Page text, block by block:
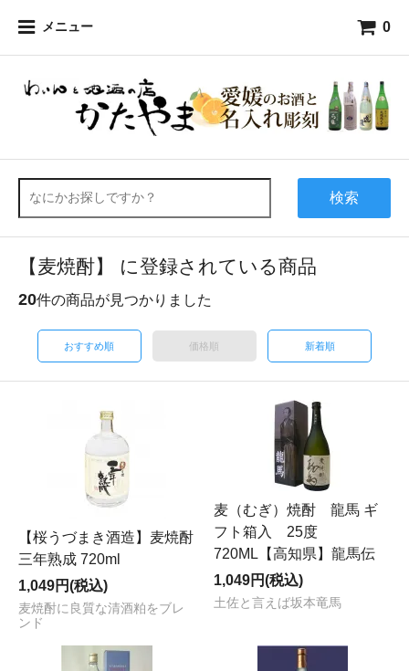
メニュー 0
検索
【麦焼酎】 に登録されている商品
20件の商品が見つかりました
おすすめ順 価格順 新着順
【桜うづまき酒造】麦焼酎
三年熟成 720ml
1,049円(税込)
麦焼酎に良質な清酒粕をブレ
ンド
麦（むぎ）焼酎 龍馬 ギ
フト箱入 25度
720ML【高知県】龍馬伝
1,049円(税込)
土佐と言えば坂本竜馬